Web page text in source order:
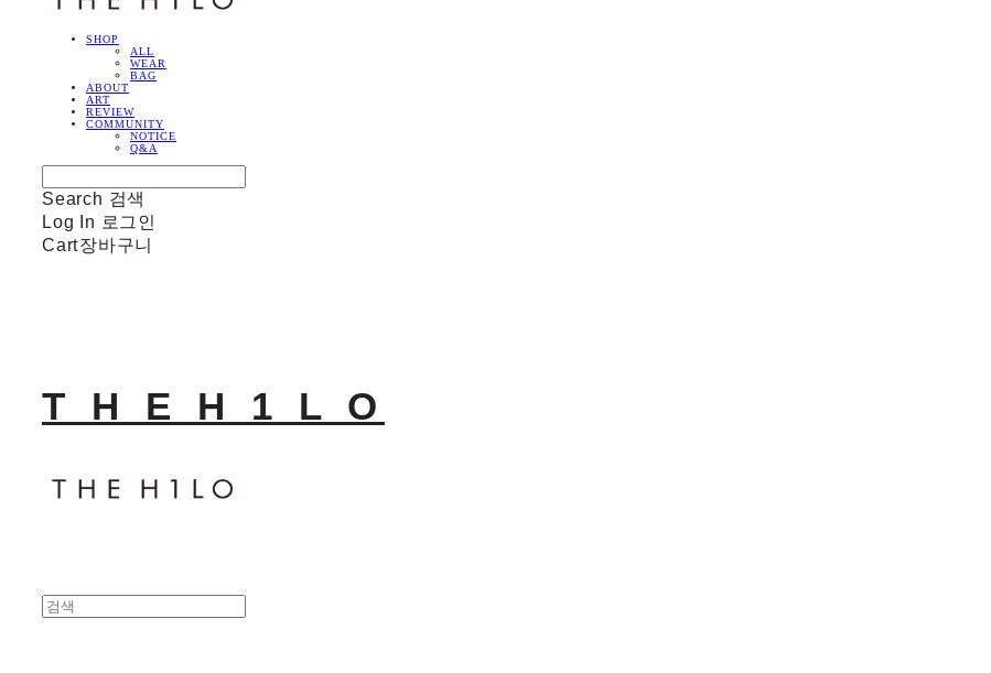
SHOP
ALL
WEAR
BAG
ABOUT
ART
REVIEW
COMMUNITY
NOTICE
Q&A
Search 검색
Log In 로그인
Cart장바구니
T H E H 1 L O